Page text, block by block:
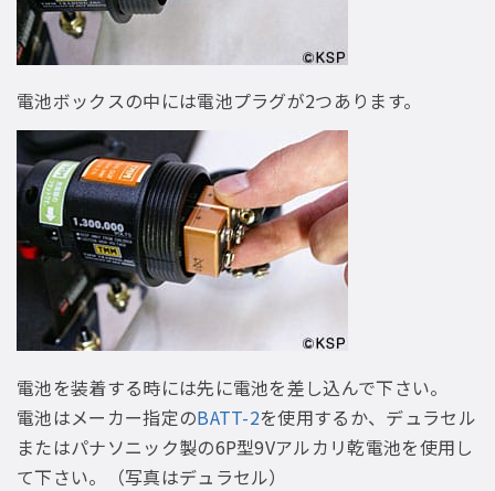
電池ボックスの中には電池プラグが2つあります。
電池を装着する時には先に電池を差し込んで下さい。
電池はメーカー指定のBATT-2を使用するか、デュラセル
またはパナソニック製の6P型9Vアルカリ乾電池を使用し
て下さい。（写真はデュラセル）